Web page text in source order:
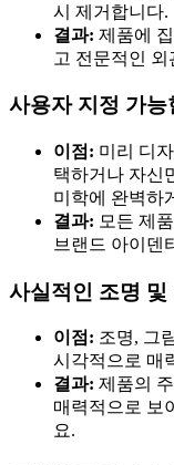
시 제거합니다.
결과: 제품에
고 전문적인
사용자 지정 가능
이점: 미리 디
택하거나 자신
미학에 완벽하
결과: 모든 제
브랜드 아이덴
사실적인 조명 및
이점: 조명, 그
시각적으로 매
결과: 제품의
매력적으로 보
요.